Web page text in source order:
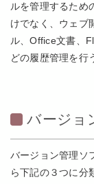
ルを管理するため
けでなく、ウェブ
ル、Office文書、
どの履歴管理を行
バージョ
バージョン管理ソ
ら下記の３つに分